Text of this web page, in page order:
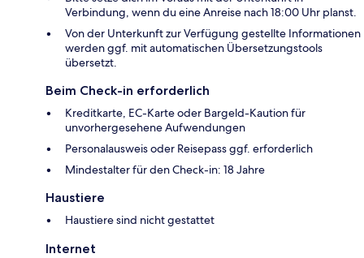
Verbindung, wenn du eine Anreise nach 18:00 Uhr planst.
Von der Unterkunft zur Verfügung gestellte Informationen
werden ggf. mit automatischen Übersetzungstools
übersetzt.
Beim Check-in erforderlich
Kreditkarte, EC-Karte oder Bargeld-Kaution für
unvorhergesehene Aufwendungen
Personalausweis oder Reisepass ggf. erforderlich
Mindestalter für den Check-in: 18 Jahre
Haustiere
Haustiere sind nicht gestattet
Internet